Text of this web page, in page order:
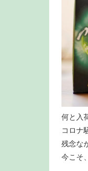
何と入
コロナ
残念な
今こそ